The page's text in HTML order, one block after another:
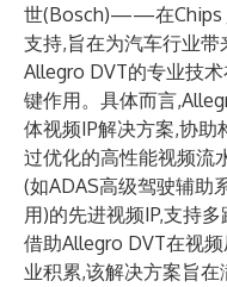
世(Bosch)——在Chips
支持,旨在为汽车行业带
Allegro DVT的专业技
键作用。具体而言
体视频IP解决方案,协助
过优化的高性能视频流
(如ADAS高级驾驶辅助
用)的先进视频IP,支持多
借助Allegro DVT在视
业积累,该解决方案旨在